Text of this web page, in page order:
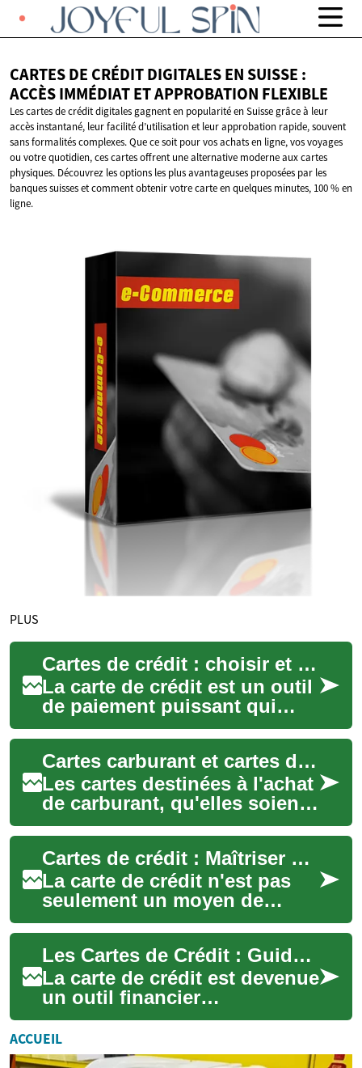
CARTES DE CRÉDIT DIGITALES EN SUISSE :
ACCÈS IMMÉDIAT ETAPPROBATION FLEXIBLE
Les cartes de crédit digitales gagnent en popularité en Suisse grâce à leur
accès instantané, leur facilité d’utilisation et leur approbation rapide, souvent
sans formalités complexes. Que ce soit pour vos achats en ligne, vos voyages
ou votre quotidien, ces cartes offrent une alternative moderne aux cartes
physiques. Découvrez les options les plus avantageuses proposées par les
banques suisses et comment obtenir votre carte en quelques minutes, 100 % en
ligne.
PLUS
Cartes de crédit : choisir et gérer avec intelligence
La carte de crédit est un outil
de paiement puissant qui
combine commodité,
protection et options de
financement. Ce ...
Cartes carburant et cartes de crédit pour l'essence : guide pratique
Les cartes destinées à l'achat
de carburant, qu'elles soient
spécifiques aux stations ou
intégrées à une carte de cré...
Cartes de crédit : Maîtriser vos finances avec intelligence
La carte de crédit n'est pas
seulement un moyen de
paiement — c'est un levier
pour mieux gérer son budget,
gagner en ...
Les Cartes de Crédit : Guide Complet pour une Gestion Financière Intelligente
La carte de crédit est devenue
un outil financier
incontournable dans notre
société moderne. Plus qu'un
simple moyen ...
ACCUEIL